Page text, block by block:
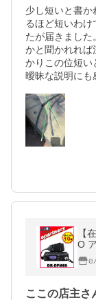
少し短いと書か
るほど短いわ
たが届きました
かと聞かれれば
かりこの位短い
曖昧な説明にも
【
O ア
簡e